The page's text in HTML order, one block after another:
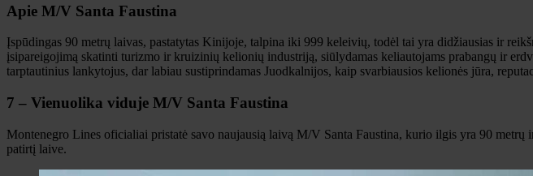
Apie M/V Santa Faustina
Įspūdingas 90 metrų laivas, pastatytas Kinijoje, talpina iki 999 keleivių, todėl tai yra didžiausias ir
įsipareigojimą skatinti turizmo ir kruizinių kelionių industriją, siūlydamas keliautojams prabangų ir
tarptautinius lankytojus, dar labiau sustiprindamas Juodkalnijos, kaip svarbiausios kelionės jūra,
7 – Vienuolika viduje M/V Santa Faustina
Montenegro Lines oficialiai pristatė savo naujausią laivą M/V Santa Faustina, kurio ilgis yra 90
patirtį laive.